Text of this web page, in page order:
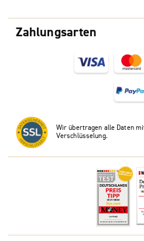
Zahlungsarten
Wir übertragen alle Daten
Verschlüsselung.